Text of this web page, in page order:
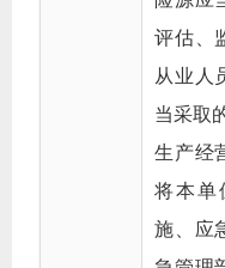
评估、
从业人
当采取
生产经
将本单
施、应